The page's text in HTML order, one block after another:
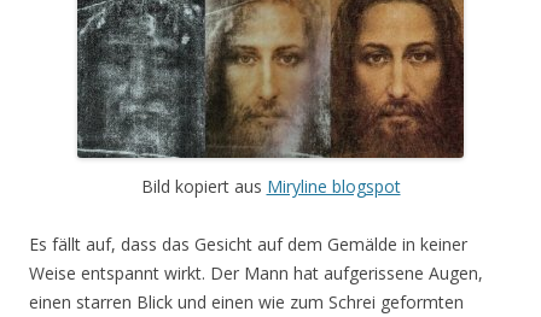
Bild kopiert aus Miryline blogspot
Es fällt auf, dass das Gesicht auf dem Gemälde in keiner
Weise entspannt wirkt. Der Mann hat aufgerissene Augen,
einen starren Blick und einen wie zum Schrei geformten